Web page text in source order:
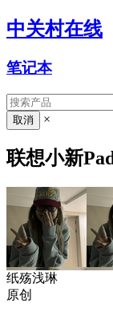
中关村在线
笔记本
×
联想小新
纸殇浅琳
原创